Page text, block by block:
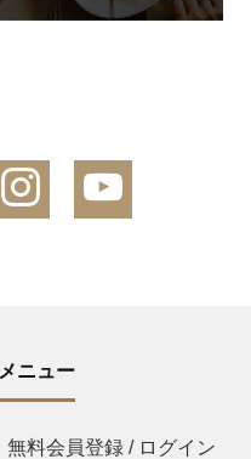
メニュー
無料会員登録 / ログイン